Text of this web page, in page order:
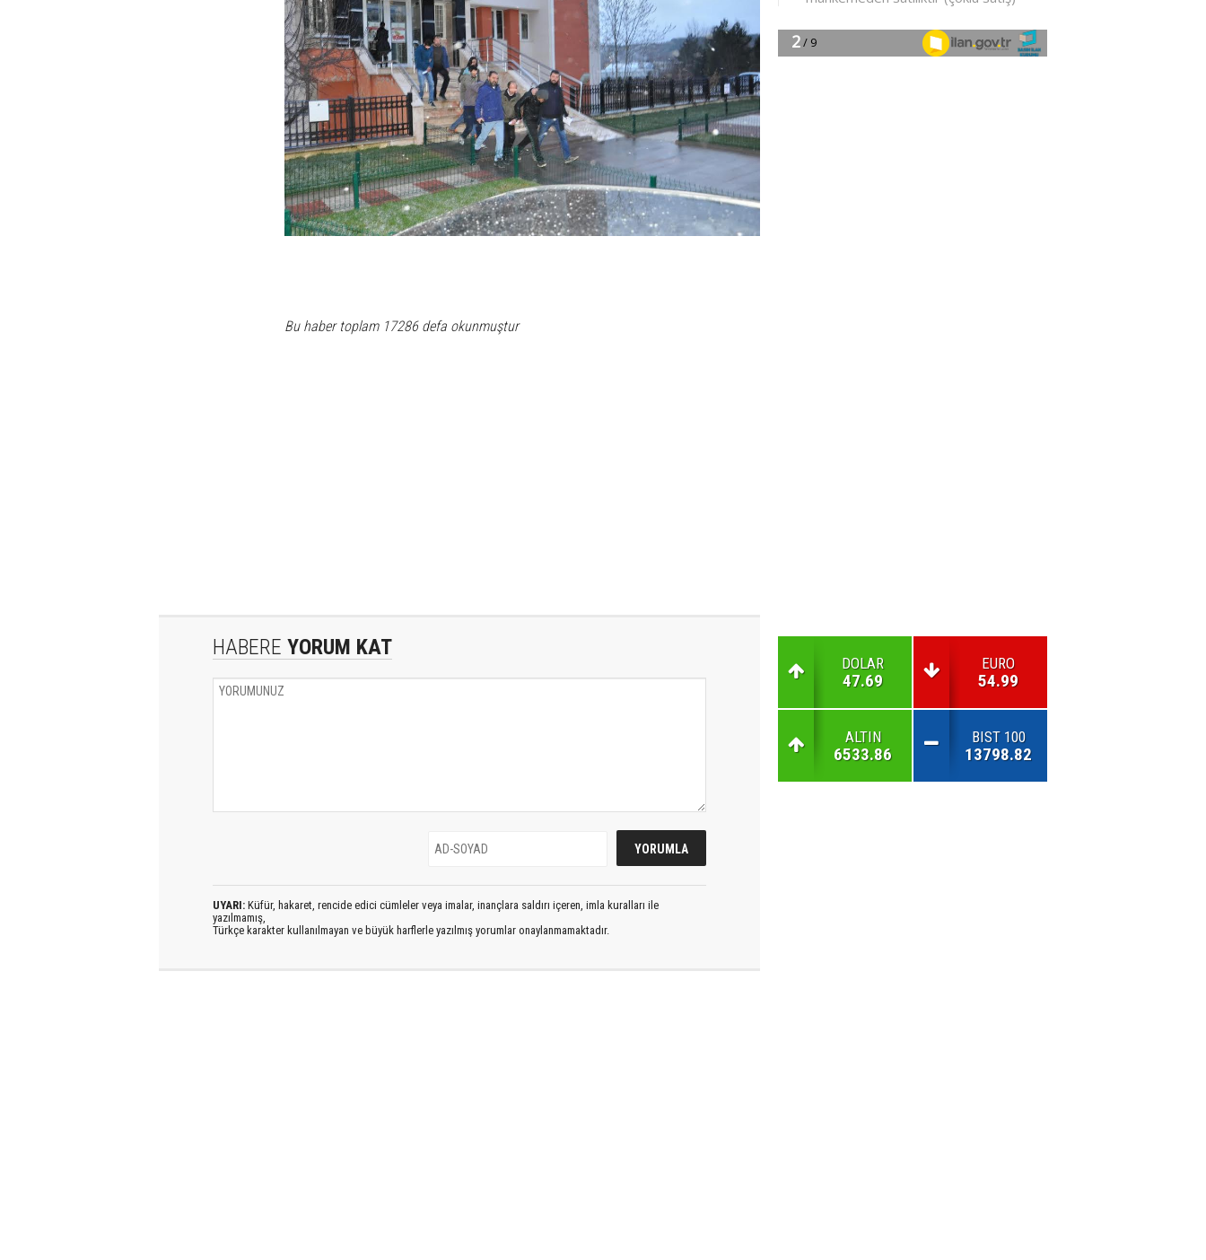
Bu haber toplam 17286 defa okunmuştur
HABERE YORUM KAT
UYARI: Küfür, hakaret, rencide edici cümleler veya imalar, inançlara saldırı içeren, imla kuralları ile
yazılmamış,
Türkçe karakter kullanılmayan ve büyük harflerle yazılmış yorumlar onaylanmamaktadır.
DOLAR
47.69
EURO
54.99
ALTIN
6533.86
BIST 100
13798.82